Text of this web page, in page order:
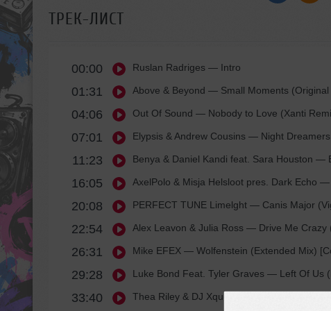
ТРЕК-ЛИСТ
00:00 Ruslan Radriges — Intro
01:31 Above & Beyond — Small Moments (Original
04:06 Out Of Sound — Nobody to Love (Xanti
07:01 Elypsis & Andrew Cousins — Night Dreamers
11:23 Benya & Daniel Kandi feat. Sara Houston —
16:05 AxelPolo & Misja Helsloot pres. Dark Echo —
20:08 PERFECT TUNE Limelght — Canis Major
22:54 Alex Leavon & Julia Ross — Drive Me Crazy
26:31 Mike EFEX — Wolfenstein (Extended Mix)
29:28 Luke Bond Feat. Tyler Graves — Left Of Us
33:40 Thea Riley & DJ Xquizit